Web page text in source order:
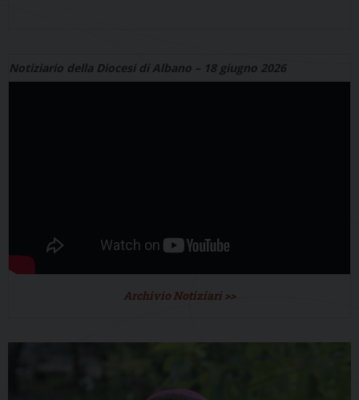
Notiziario della Diocesi di Albano – 18 giugno 2026
Archivio Notiziari >>